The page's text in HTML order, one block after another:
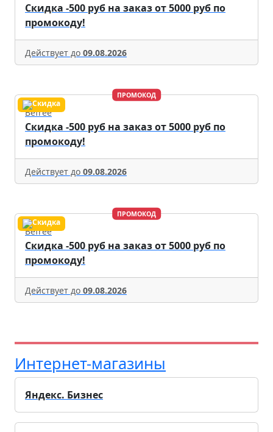
Скидка -500 руб на заказ от 5000 руб по
промокоду!
Действует до 09.08.2026
ПРОМОКОД
Befree
Скидка -500 руб на заказ от 5000 руб по
промокоду!
Действует до 09.08.2026
ПРОМОКОД
Befree
Скидка -500 руб на заказ от 5000 руб по
промокоду!
Действует до 09.08.2026
Интернет-магазины
Яндекс. Бизнес